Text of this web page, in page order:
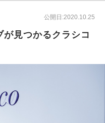
公開日:2020.10.25
見つかるクラシコ